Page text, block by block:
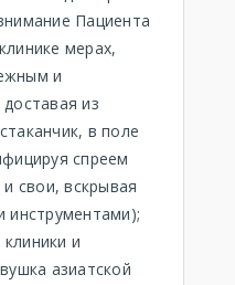
Пациента
мерах,
и
из
в поле
спреем
свои, вскрывая
инструментами);
и
азиатской